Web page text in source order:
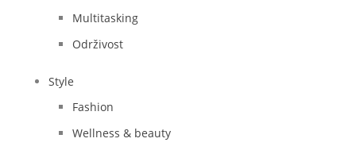
Multitasking
Održivost
Style
Fashion
Wellness & beauty